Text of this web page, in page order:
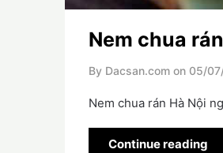
Nem chua
By Dacsan.com on 05/
Nem chua rán Hà Nội
Continue reading